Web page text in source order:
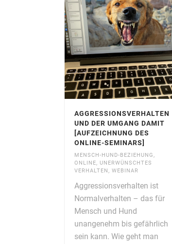
AGGRESSIONSVERHALTEN
UND DER UMGANG DAMIT
[AUFZEICHNUNG DES
ONLINE-SEMINARS]
MENSCH-HUND-BEZIEHUNG,
ONLINE, UNERWÜNSCHTES
VERHALTEN , WEBINAR
Aggressionsverhalten ist
Normalverhalten – das für
Mensch und Hund
unangenehm bis gefährlich
sein kann. Wie geht man